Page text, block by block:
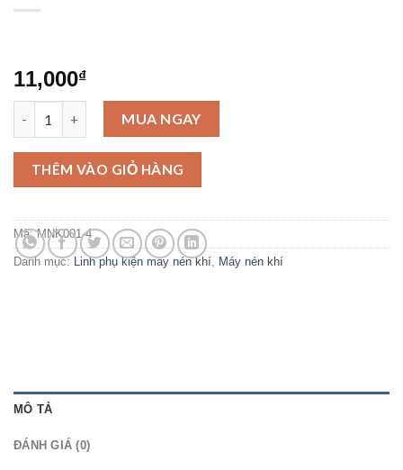
11,000₫
Khớp nối nhanh máy nén khí đực nối dây 10x6.5mm (PP30) số
MUA NGAY
THÊM VÀO GIỎ HÀNG
Mã:MNK001-4
Danh mục: Linh phụ kiện máy nén khí Máy nén khí
MÔ TẢ
ĐÁNH GIÁ (0)